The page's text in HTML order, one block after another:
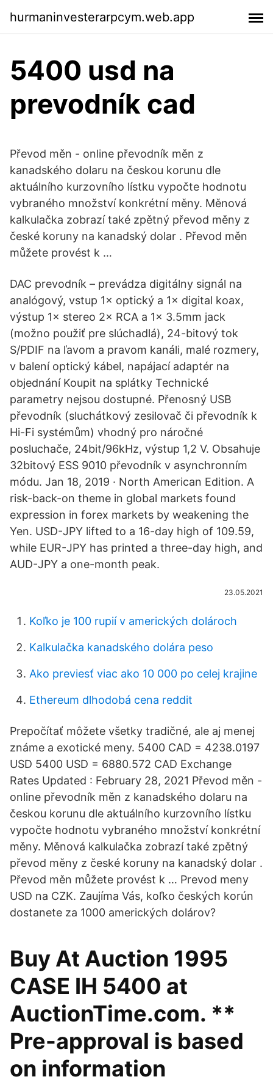
hurmaninvesterarpcym.web.app
5400 usd na
prevodník cad
Převod měn - online převodník měn z
kanadského dolaru na českou korunu dle
aktuálního kurzovního lístku vypočte hodnotu
vybraného množství konkrétní měny. Měnová
kalkulačka zobrazí také zpětný převod měny z
české koruny na kanadský dolar . Převod měn
můžete provést k …
DAC prevodník – prevádza digitálny signál na
analógový, vstup 1× optický a 1× digital koax,
výstup 1× stereo 2× RCA a 1× 3.5mm jack
(možno použiť pre slúchadlá), 24-bitový tok
S/PDIF na ľavom a pravom kanáli, malé rozmery,
v balení optický kábel, napájací adaptér na
objednání Koupit na splátky Technické
parametry nejsou dostupné. Přenosný USB
převodník (sluchátkový zesilovač či převodník k
Hi-Fi systémům) vhodný pro náročné
posluchače, 24bit/96kHz, výstup 1,2 V. Obsahuje
32bitový ESS 9010 převodník v asynchronním
módu. Jan 18, 2019 · North American Edition. A
risk-back-on theme in global markets found
expression in forex markets by weakening the
Yen. USD-JPY lifted to a 16-day high of 109.59,
while EUR-JPY has printed a three-day high, and
AUD-JPY a one-month peak.
23.05.2021
Koľko je 100 rupií v amerických dolároch
Kalkulačka kanadského dolára peso
Ako previesť viac ako 10 000 po celej krajine
Ethereum dlhodobá cena reddit
Prepočítať môžete všetky tradičné, ale aj menej
známe a exotické meny. 5400 CAD = 4238.0197
USD 5400 USD = 6880.572 CAD Exchange
Rates Updated : February 28, 2021 Převod měn -
online převodník měn z kanadského dolaru na
českou korunu dle aktuálního kurzovního lístku
vypočte hodnotu vybraného množství konkrétní
měny. Měnová kalkulačka zobrazí také zpětný
převod měny z české koruny na kanadský dolar .
Převod měn můžete provést k … Prevod meny
USD na CZK. Zaujíma Vás, koľko českých korún
dostanete za 1000 amerických dolárov?
Buy At Auction 1995
CASE IH 5400 at
AuctionTime.com. **
Pre-approval is based
on information